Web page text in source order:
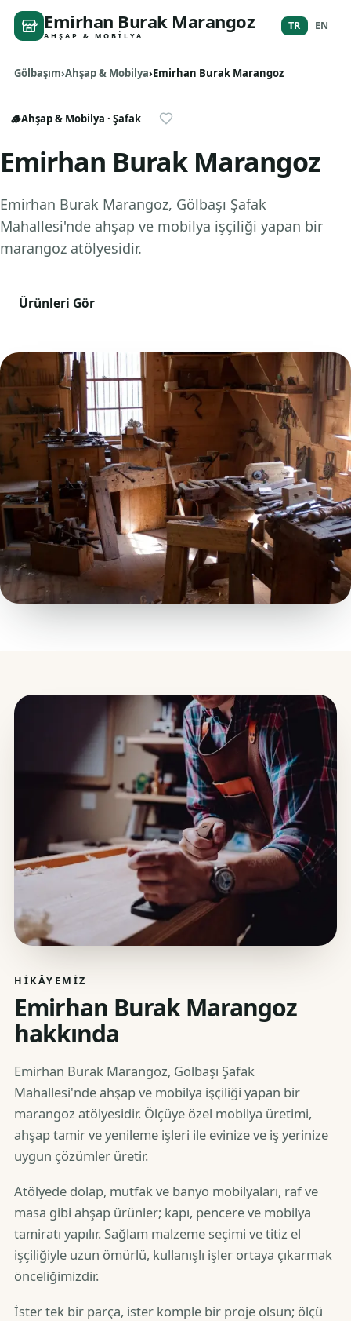
Emirhan Burak Marangoz
AHŞAP & MOBILYA
TR EN
Gölbaşım Ahşap & Mobilya Emirhan Burak Marangoz
🪵Ahşap & Mobilya · Şafak
Emirhan Burak Marangoz
Emirhan Burak Marangoz, Gölbaşı Şafak
Mahallesi'nde ahşap ve mobilya işçiliği yapan bir
marangoz atölyesidir.
Ürünleri Gör
HIKÂYEMIZ
Emirhan Burak Marangoz
hakkında
Emirhan Burak Marangoz, Gölbaşı Şafak
Mahallesi'nde ahşap ve mobilya işçiliği yapan bir
marangoz atölyesidir. Ölçüye özel mobilya üretimi,
ahşap tamir ve yenileme işleri ile evinize ve iş yerinize
uygun çözümler üretir.
Atölyede dolap, mutfak ve banyo mobilyaları, raf ve
masa gibi ahşap ürünler; kapı, pencere ve mobilya
tamiratı yapılır. Sağlam malzeme seçimi ve titiz el
işçiliğiyle uzun ömürlü, kullanışlı işler ortaya çıkarmak
önceliğimizdir.
İster tek bir parça, ister komple bir proje olsun; ölçü